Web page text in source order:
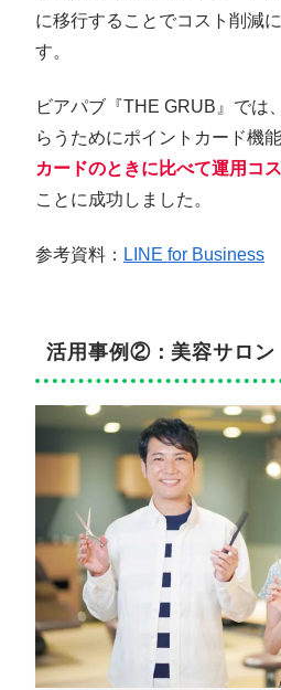
に移行することでコスト削減
す。
ビアパブ『THE GRUB』では
らうためにポイントカード機能
カードのときに比べて運用コ
ことに成功しました。
参考資料： LINE for Business
活用事例②：美容サロン